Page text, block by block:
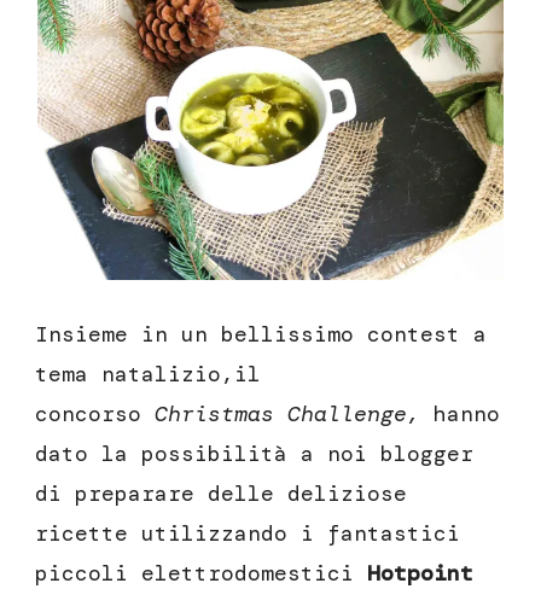
Insieme in un bellissimo contest a
tema natalizio,il
concorso Christmas Challenge,
hanno
dato la possibilità a noi blogger
di preparare delle deliziose
ricette utilizzando i fantastici
piccoli elettrodomestici Hotpoint